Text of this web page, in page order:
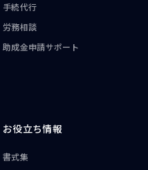
手続代行
労務相談
助成金申請サポート
お役立ち情報
書式集